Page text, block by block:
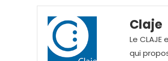
Claje
Le
qui